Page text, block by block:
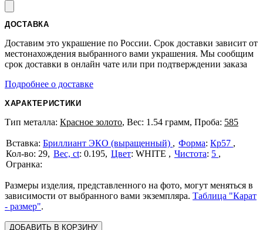
ДОСТАВКА
Доставим это украшение по России. Срок доставки зависит от
местонахождения выбранного вами украшения. Мы сообщим
срок доставки в онлайн чате или при подтверждении заказа
Подробнее о доставке
ХАРАКТЕРИСТИКИ
Тип металла: Красное золото, Вес: 1.54 грамм, Проба: 585
Бриллиант ЭКО (выращенный) Форма: Кр57
29 Вес, ct: 0.195 Цвет: WHITE Чистота: 5
Размеры изделия, представленного на фото, могут меняться в
зависимости от выбранного вами экземпляра. Таблица "Карат
- размер".
ДОБАВИТЬ В КОРЗИНУ